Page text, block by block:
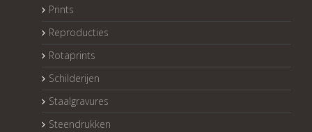
Prints
Reproducties
Rotaprints
Schilderijen
Staalgravures
Steendrukken